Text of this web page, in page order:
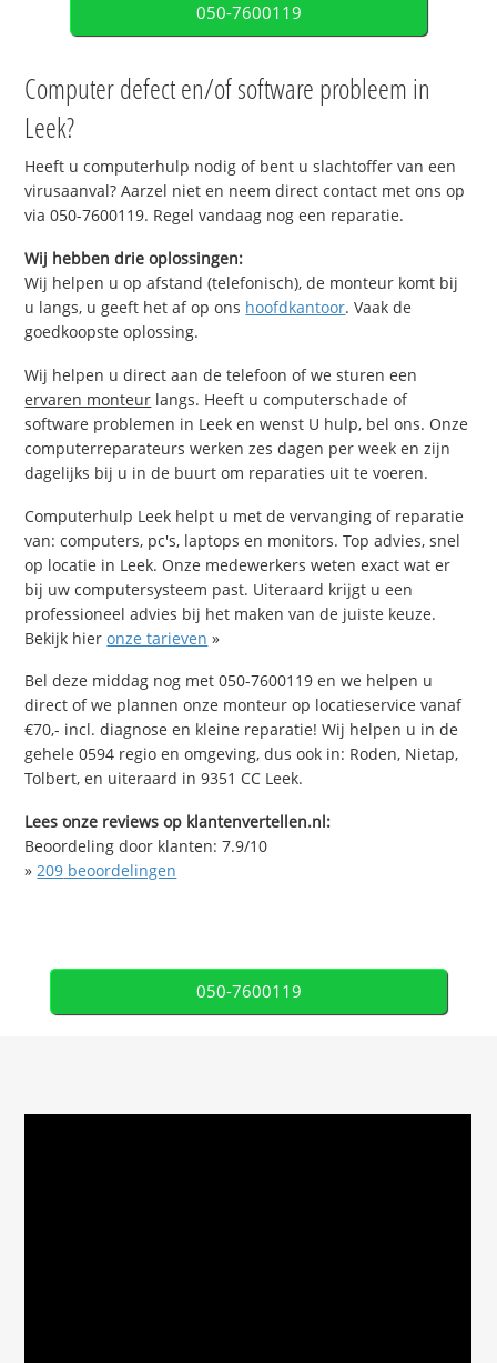
050-7600119
Computer defect en/of software probleem in
Leek?
Heeft u computerhulp nodig of bent u slachtoffer van een
virusaanval? Aarzel niet en neem direct contact met ons op
via 050-7600119. Regel vandaag nog een reparatie.
Wij hebben drie oplossingen:
Wij helpen u op afstand (telefonisch), de monteur komt bij
u langs, u geeft het af op ons hoofdkantoor. Vaak de
goedkoopste oplossing.
Wij helpen u direct aan de telefoon of we sturen een
ervaren monteur langs. Heeft u computerschade of
software problemen in Leek en wenst U hulp, bel ons. Onze
computerreparateurs werken zes dagen per week en zijn
dagelijks bij u in de buurt om reparaties uit te voeren.
Computerhulp Leek helpt u met de vervanging of reparatie
van: computers, pc's, laptops en monitors. Top advies, snel
op locatie in Leek. Onze medewerkers weten exact wat er
bij uw computersysteem past. Uiteraard krijgt u een
professioneel advies bij het maken van de juiste keuze.
Bekijk hieronze tarieven »
Bel deze middag nog met 050-7600119 en we helpen u
direct of we plannen onze monteur op locatieservice vanaf
€70,- incl. diagnose en kleine reparatie! Wij helpen u in de
gehele 0594 regio en omgeving, dus ook in: Roden, Nietap,
Tolbert, en uiteraard in 9351 CC Leek.
Lees onze reviews op klantenvertellen.nl:
Beoordeling door klanten:7.9/10
»209 beoordelingen
050-7600119